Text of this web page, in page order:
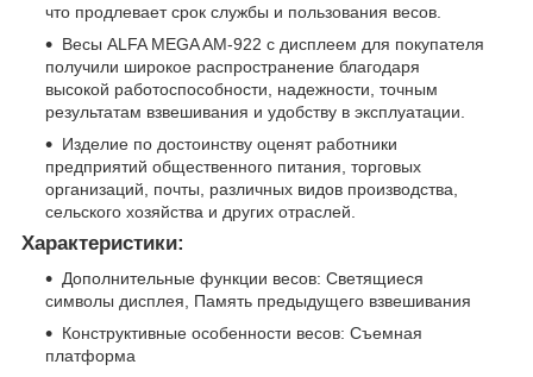
что продлевает срок службы и пользования весов.
Весы ALFA MEGA AM-922 с дисплеем для покупателя
получили широкое распространение благодаря
высокой работоспособности, надежности, точным
результатам взвешивания и удобству в эксплуатации.
Изделие по достоинству оценят работники
предприятий общественного питания, торговых
организаций, почты, различных видов производства,
сельского хозяйства и других отраслей.
Характеристики:
Дополнительные функции весов: Светящиеся
символы дисплея, Память предыдущего взвешивания
Конструктивные особенности весов: Съемная
платформа